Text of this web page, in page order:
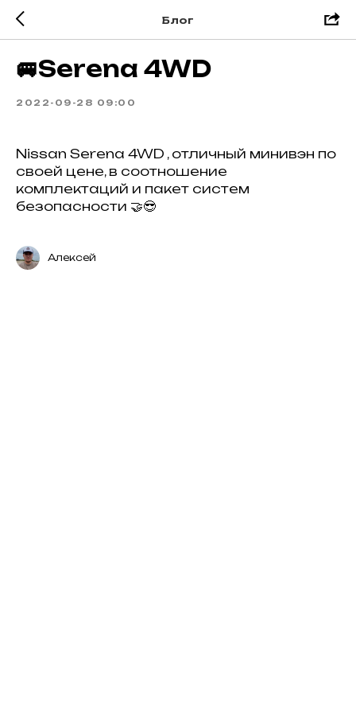
Блог
🚐Serena 4WD
2022-09-28 09:00
Nissan Serena 4WD , отличный минивэн по
своей цене, в соотношение
комплектаций и пакет систем
безопасности 🤝😎
Алексей